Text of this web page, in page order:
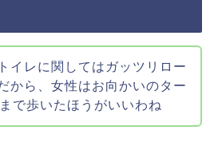
イレに関してはガッツリロー
から、女性はお向かいのター
で歩いたほうがいいわね